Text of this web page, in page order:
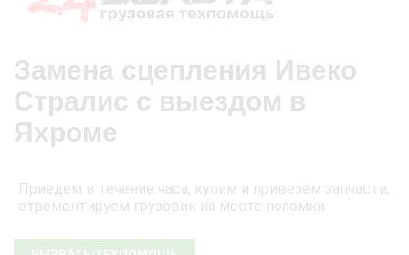
Замена сцепления Ивеко
Стралис с выездом в
Яхроме
Приедем в течение часа, купим и привезём запчасти,
отремонтируем грузовик на месте поломки